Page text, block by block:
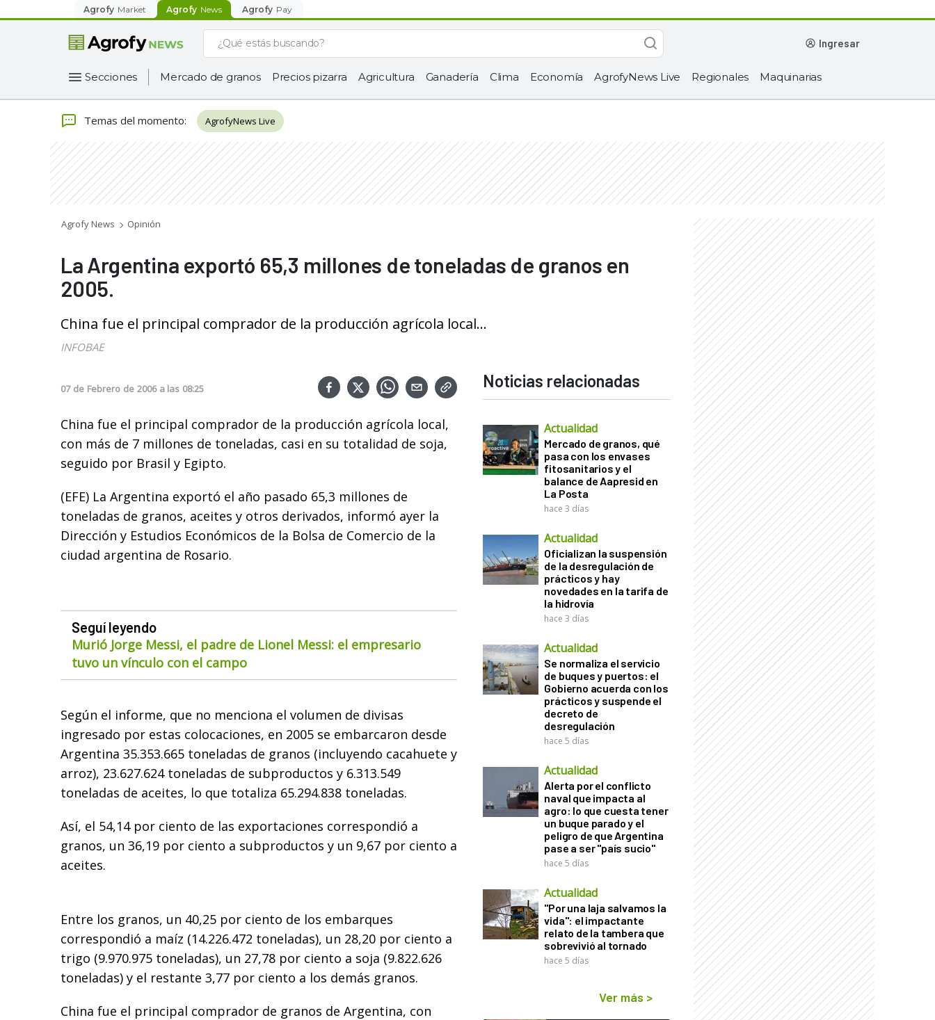
Agrofy Market Agrofy News Agrofy Pay
ingresar
Secciones Mercado de granos Precios pizarra Agricultura Ganadería Clima Economía AgrofyNews Live Regionales Maquinarias
Temas del momento: AgrofyNews Live
Agrofy News Opinión
La Argentina exportó 65,3 millones de toneladas de granos en
2005.
China fue el principal comprador de la producción agrícola local...
INFOBAE
07 de Febrero de 2006 a las 08:25
China fue el principal comprador de la producción agrícola local,
con más de 7 millones de toneladas, casi en su totalidad de soja,
seguido por Brasil y Egipto.
(EFE) La Argentina exportó el año pasado 65,3 millones de
toneladas de granos, aceites y otros derivados, informó ayer la
Dirección y Estudios Económicos de la Bolsa de Comercio de la
ciudad argentina de Rosario.
Seguí leyendo
Murió Jorge Messi, el padre de Lionel Messi: el empresario
tuvo un vínculo con el campo
Según el informe, que no menciona el volumen de divisas
ingresado por estas colocaciones, en 2005 se embarcaron desde
Argentina 35.353.665 toneladas de granos (incluyendo cacahuete y
arroz), 23.627.624 toneladas de subproductos y 6.313.549
toneladas de aceites, lo que totaliza 65.294.838 toneladas.
Así, el 54,14 por ciento de las exportaciones correspondió a
granos, un 36,19 por ciento a subproductos y un 9,67 por ciento a
aceites.
Entre los granos, un 40,25 por ciento de los embarques
correspondió a maíz (14.226.472 toneladas), un 28,20 por ciento a
trigo (9.970.975 toneladas), un 27,78 por ciento a soja (9.822.626
toneladas) y el restante 3,77 por ciento a los demás granos.
China fue el principal comprador de granos de Argentina, con
Noticias relacionadas
Actualidad
Mercado de granos, qué
pasa con los envases
fitosanitarios y el
balance de Aapresid en
La Posta
hace 3 días
Actualidad
Oficializan la suspensión
de la desregulación de
prácticos y hay
novedades en la tarifa de
la hidrovía
hace 3 días
Actualidad
Se normaliza el servicio
de buques y puertos: el
Gobierno acuerda con los
prácticos y suspende el
decreto de
desregulación
hace 5 días
Actualidad
Alerta por el conflicto
naval que impacta al
agro: lo que cuesta tener
un buque parado y el
peligro de que Argentina
pase a ser "país sucio"
hace 5 días
Actualidad
"Por una laja salvamos la
vida": el impactante
relato de la tambera que
sobrevivió al tornado
hace 5 días
Ver más >